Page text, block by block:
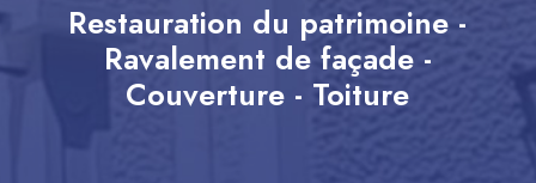
Restauration du patrimoine -
Ravalement de façade -
Couverture - Toiture